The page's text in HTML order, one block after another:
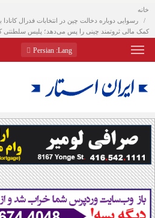
خانه
کمک مالی ثروتمند چینی را پس می‌دهد؛ پلیس سلطنتی
Lang
: Persian